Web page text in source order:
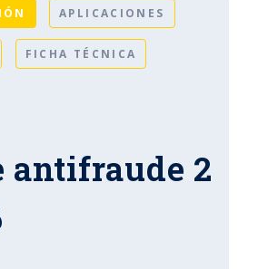
APLICACIONES
FICHA TÉCNICA
antifraude 2